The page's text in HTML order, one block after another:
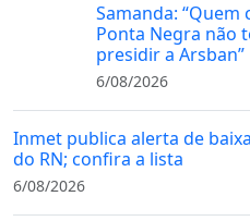
Samanda:
Ponta Negra não
presidir a Arsban”
6/08/2026
Inmet publica alerta de
do RN; confira a lista
6/08/2026